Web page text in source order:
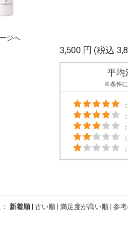
ジへ
3,500 円 (税込
平均
※条件に
新着順 古い順 満足度が高い順 参